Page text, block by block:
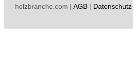
holzbranche.com |AGB | Datenschutz